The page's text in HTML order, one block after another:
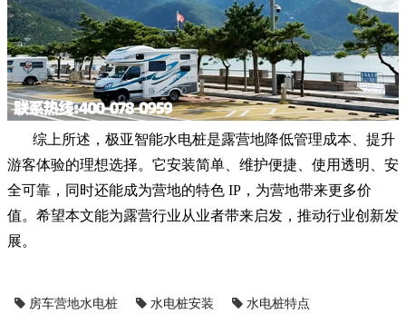
综上所述，极亚智能水电桩是露营地降低管理成本、提升
游客体验的理想选择。它安装简单、维护便捷、使用透明、安
全可靠，同时还能成为营地的特色 IP，为营地带来更多价
值。希望本文能为露营行业从业者带来启发，推动行业创新发
展。
房车营地水电桩 水电桩安装 水电桩特点